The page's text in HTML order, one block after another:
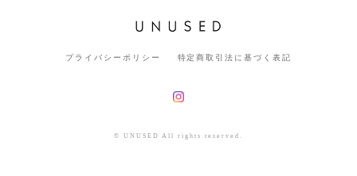
プライバシーポリシー 特定商取引法に基づく表記
© UNUSED All rights reserved.